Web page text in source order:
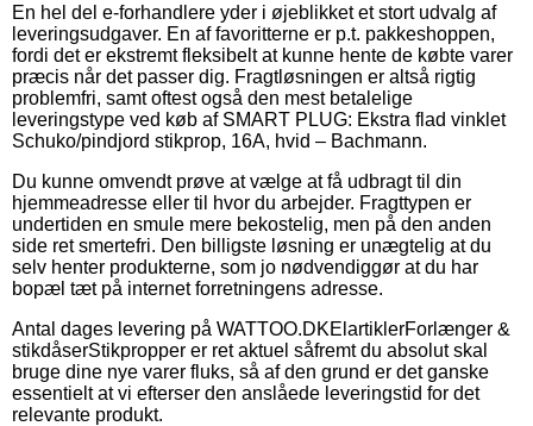
En hel del e-forhandlere yder i øjeblikket et stort udvalg af
leveringsudgaver. En af favoritterne er p.t. pakkeshoppen,
fordi det er ekstremt fleksibelt at kunne hente de købte varer
præcis når det passer dig. Fragtløsningen er altså rigtig
problemfri, samt oftest også den mest betalelige
leveringstype ved køb af SMART PLUG: Ekstra flad vinklet
Schuko/pindjord stikprop, 16A, hvid – Bachmann.
Du kunne omvendt prøve at vælge at få udbragt til din
hjemmeadresse eller til hvor du arbejder. Fragttypen er
undertiden en smule mere bekostelig, men på den anden
side ret smertefri. Den billigste løsning er unægtelig at du
selv henter produkterne, som jo nødvendiggør at du har
bopæl tæt på internet forretningens adresse.
Antal dages levering på WATTOO.DKElartiklerForlænger &
stikdåserStikpropper er ret aktuel såfremt du absolut skal
bruge dine nye varer fluks, så af den grund er det ganske
essentielt at vi efterser den anslåede leveringstid for det
relevante produkt.